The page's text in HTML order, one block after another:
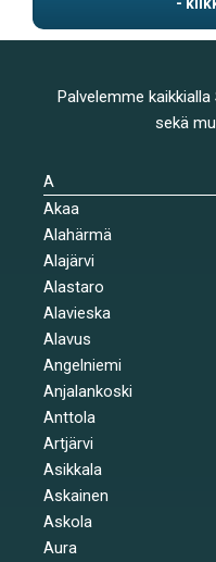
Palvelemme
sekä
A
Akaa
Alahärmä
Alajärvi
Alastaro
Alavieska
Alavus
Angelniemi
Anjalankoski
Anttola
Artjärvi
Asikkala
Askainen
Askola
Aura